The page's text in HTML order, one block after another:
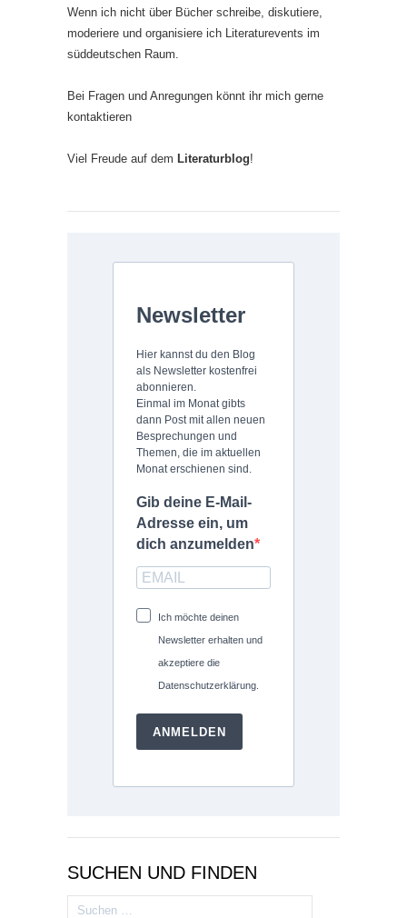
Wenn ich nicht über Bücher schreibe, diskutiere,
moderiere und organisiere ich Literaturevents im
süddeutschen Raum.
Bei Fragen und Anregungen könnt ihr mich gerne
kontaktieren
Viel Freude auf dem Literaturblog!
Newsletter
Hier kannst du den Blog
als Newsletter kostenfrei
abonnieren.
Einmal im Monat gibts
dann Post mit allen neuen
Besprechungen und
Themen, die im aktuellen
Monat erschienen sind.
Gib deine E-Mail-
Adresse ein, um
dich anzumelden
Ich möchte deinen
Newsletter erhalten und
akzeptiere die
Datenschutzerklärung.
ANMELDEN
SUCHEN UND FINDEN
Suchen